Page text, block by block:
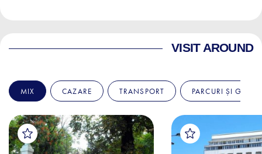
VISIT AROUND
MIX CAZARE TRANSPORT PARCURI ȘI